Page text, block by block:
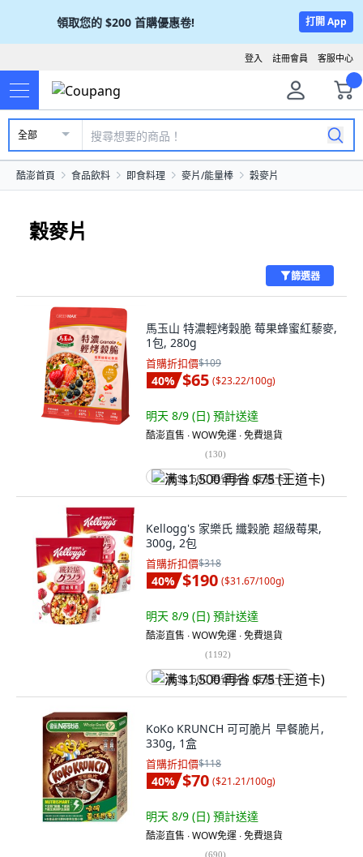
領取您的 $200 首購優惠卷! 打開 App
客服中心
註冊會員
登入
全部
酷澎首頁 食品飲料 即食料理 麥片/能量棒 穀麥片
穀麥片
篩選器
馬玉山 特濃輕烤穀脆 莓果蜂蜜紅藜麥,
1包, 280g
首購折扣價$109
40% $65 ($23.22/100g)
明天 8/9 (日) 預計送達
酷澎直售 ∙ WOW免運 ∙ 免費退貨
(130)
满 $1,500 再省 $75 (王道卡)
Kellogg's 家樂氏 纖穀脆 超級莓果,
300g, 2包
首購折扣價$318
40% $190 ($31.67/100g)
明天 8/9 (日) 預計送達
酷澎直售 ∙ WOW免運 ∙ 免費退貨
(1192)
满 $1,500 再省 $75 (王道卡)
KoKo KRUNCH 可可脆片 早餐脆片,
330g, 1盒
首購折扣價$118
40% $70 ($21.21/100g)
明天 8/9 (日) 預計送達
酷澎直售 ∙ WOW免運 ∙ 免費退貨
(690)